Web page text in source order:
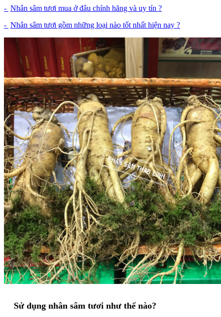
- Nhân sâm tươi mua ở đâu chính hãng và uy tín ?
- Nhân sâm tươi gồm những loại nào tốt nhất hiện nay ?
Sử dụng nhân sâm tươi như thế nào?